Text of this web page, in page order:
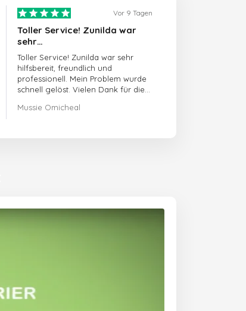
Vor 9 Tagen
Toller Service! Zunilda war
sehr…
Toller Service! Zunilda war sehr
hilfsbereit, freundlich und
professionell. Mein Problem wurde
schnell gelöst. Vielen Dank für die
Mussie Omicheal